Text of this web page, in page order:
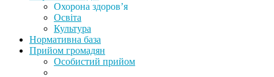
Охорона здоров’я
Освіта
Культура
Нормативна база
Прийом громадян
Особистий прийом